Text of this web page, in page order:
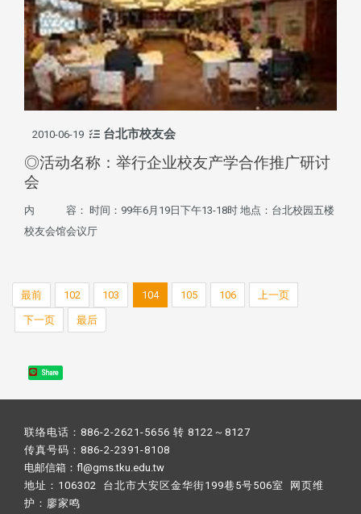
2010-06-19 台北市校友会
◎活动名称：举行企业校友产学合作推广研讨
会
内 容： 时间：99年6月19日下午13-18时 地点：台北校园五楼
校友会馆会议厅
最前 102 103 104 105 106 上一页
下一页 最后
Share
联络电话：886-2-2621-5656 转 8122～8127
传真号码：886-2-2391-8108
电邮信箱：fl@gms.tku.edu.tw
地址：106302 台北市大安区金华街199巷5号506室 网页维
护： 廖家鸣​